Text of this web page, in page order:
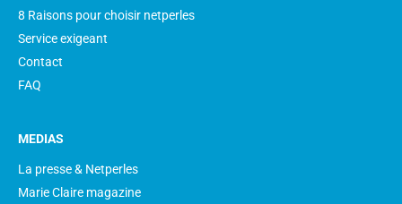
8 Raisons pour choisir netperles
Service exigeant
Contact
FAQ
MEDIAS
La presse & Netperles
Marie Claire magazine